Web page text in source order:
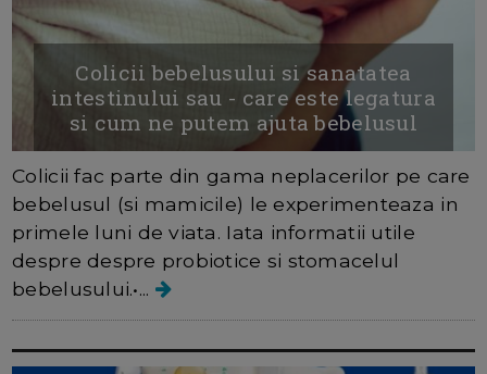
Colicii bebelusului si sanatatea
intestinului sau - care este legatura
si cum ne putem ajuta bebelusul
Colicii fac parte din gama neplacerilor pe care
bebelusul (si mamicile) le experimenteaza in
primele luni de viata. Iata informatii utile
despre despre probiotice si stomacelul
bebelusului.•...